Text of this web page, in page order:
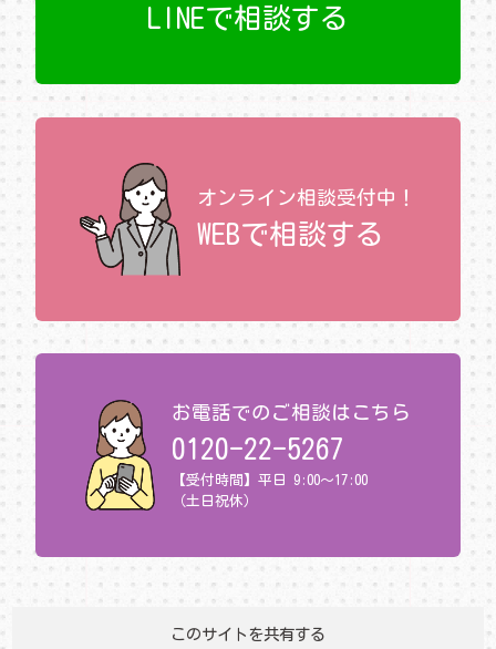
LINEで相談する
オンライン相談受付中！
WEBで相談する
お電話でのご相談はこちら
0120-22-5267
【受付時間】平日 9:00～17:00
（土日祝休）
このサイトを共有する